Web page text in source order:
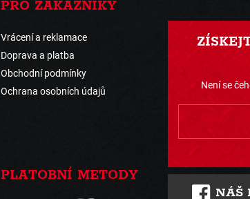
PRO ZÁKAZNÍKY
Vrácení a reklamace
Doprava a platba
Obchodní podmínky
Ochrana osobních údajů
PLATOBNÍ METODY
Není se
NÁŠ